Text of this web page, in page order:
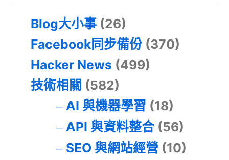
Blog大小事 (26)
Facebook同步備份 (370)
Hacker News (499)
技術相關 (582)
AI 與機器學習 (18)
API 與資料整合(56)
SEO 與網站經營 (10)